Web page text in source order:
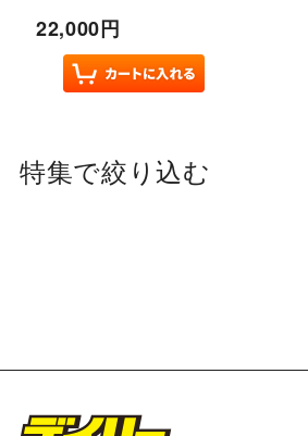
22,000円
特集で絞り込む